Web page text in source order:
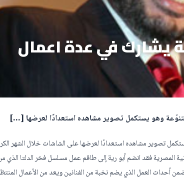
يشارك في عدة اعمال
بعدة أعمال فنية متنوّعة وهو يستكمل تصوير مشاهده استعدادًا لعرضها على الشاشات خلال الشهر
المصرية فقد انضم أبو رية إلى طاقم عمل مسلسل فخر الدلتا الذي
في شركة ضمن أحداث العمل الذي يضم نخبة من الفنانين ويعد من الأعمال